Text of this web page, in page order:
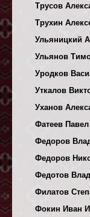
Трусов
Трухин
Ульяницкий
Ульянов
Уродков
Уткалов
Уханов
Фатеев
Федоров
Федоров
Федотов
Филатов
Фокин Иван